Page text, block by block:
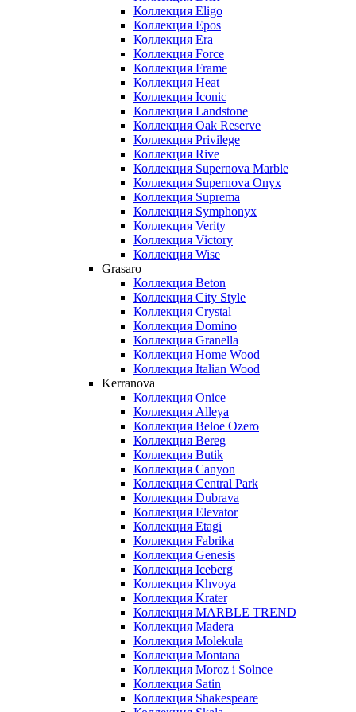
Коллекция Eligo
Коллекция Epos
Коллекция Era
Коллекция Force
Коллекция Frame
Коллекция Heat
Коллекция Iconic
Коллекция Landstone
Коллекция Oak Reserve
Коллекция Privilege
Коллекция Rive
Коллекция Supernova Marble
Коллекция Supernova Onyx
Коллекция Suprema
Коллекция Symphonyx
Коллекция Verity
Коллекция Victory
Коллекция Wise
Grasaro
Коллекция Beton
Коллекция City Style
Коллекция Crystal
Коллекция Domino
Коллекция Granella
Коллекция Home Wood
Коллекция Italian Wood
Kerranova
Коллекция Onice
Коллекция Alleya
Коллекция Beloe Ozero
Коллекция Bereg
Коллекция Butik
Коллекция Canyon
Коллекция Central Park
Коллекция Dubrava
Коллекция Elevator
Коллекция Etagi
Коллекция Fabrika
Коллекция Genesis
Коллекция Iceberg
Коллекция Khvoya
Коллекция Krater
Коллекция MARBLE TREND
Коллекция Madera
Коллекция Molekula
Коллекция Montana
Коллекция Moroz i Solnce
Коллекция Satin
Коллекция Shakespeare